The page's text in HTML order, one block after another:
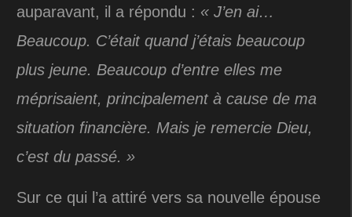
auparavant, il a répondu : « J’en ai…
Beaucoup. C’était quand j’étais beaucoup
plus jeune. Beaucoup d’entre elles me
méprisaient, principalement à cause de ma
situation financière. Mais je remercie Dieu,
c’est du passé. »
Sur ce qui l’a attiré vers sa nouvelle épouse